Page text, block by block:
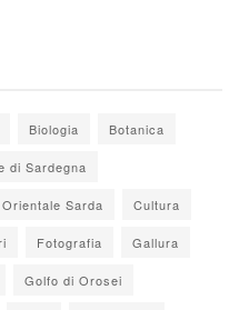
Biologia Botanica
di Sardegna
Sarda Cultura
Fotografia Gallura
Golfo di Orosei